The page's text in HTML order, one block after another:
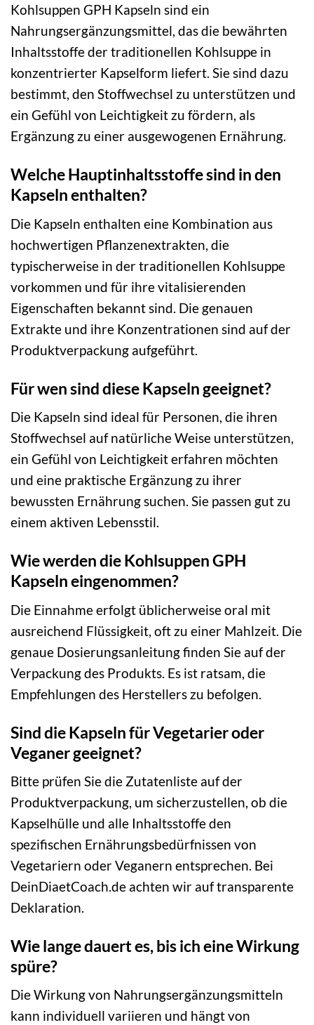
Kohlsuppen GPH Kapseln sind ein
Nahrungsergänzungsmittel, das die bewährten
Inhaltsstoffe der traditionellen Kohlsuppe in
konzentrierter Kapselform liefert. Sie sind dazu
bestimmt, den Stoffwechsel zu unterstützen und
ein Gefühl von Leichtigkeit zu fördern, als
Ergänzung zu einer ausgewogenen Ernährung.
Welche Hauptinhaltsstoffe sind in den
Kapseln enthalten?
Die Kapseln enthalten eine Kombination aus
hochwertigen Pflanzenextrakten, die
typischerweise in der traditionellen Kohlsuppe
vorkommen und für ihre vitalisierenden
Eigenschaften bekannt sind. Die genauen
Extrakte und ihre Konzentrationen sind auf der
Produktverpackung aufgeführt.
Für wen sind diese Kapseln geeignet?
Die Kapseln sind ideal für Personen, die ihren
Stoffwechsel auf natürliche Weise unterstützen,
ein Gefühl von Leichtigkeit erfahren möchten
und eine praktische Ergänzung zu ihrer
bewussten Ernährung suchen. Sie passen gut zu
einem aktiven Lebensstil.
Wie werden die Kohlsuppen GPH
Kapseln eingenommen?
Die Einnahme erfolgt üblicherweise oral mit
ausreichend Flüssigkeit, oft zu einer Mahlzeit. Die
genaue Dosierungsanleitung finden Sie auf der
Verpackung des Produkts. Es ist ratsam, die
Empfehlungen des Herstellers zu befolgen.
Sind die Kapseln für Vegetarier oder
Veganer geeignet?
Bitte prüfen Sie die Zutatenliste auf der
Produktverpackung, um sicherzustellen, ob die
Kapselhülle und alle Inhaltsstoffe den
spezifischen Ernährungsbedürfnissen von
Vegetariern oder Veganern entsprechen. Bei
DeinDiaetCoach.de achten wir auf transparente
Deklaration.
Wie lange dauert es, bis ich eine Wirkung
spüre?
Die Wirkung von Nahrungsergänzungsmitteln
kann individuell variieren und hängt von